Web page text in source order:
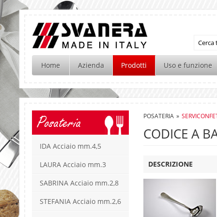
Home Azienda Prodotti Uso e funzione
Posateria
IDA Acciaio mm.4,5
LAURA Acciaio mm.3
SABRINA Acciaio mm.2,8
STEFANIA Acciaio mm.2,6
POSATERIA »
CODICE A
DESCRIZIONE